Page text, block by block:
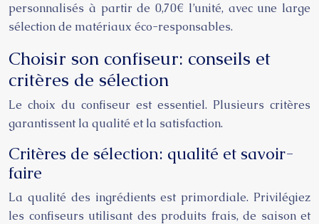
personnalisés à partir de 0,70€ l’unité, avec une large
sélection de matériaux éco-responsables.
Choisir son confiseur: conseils et
critères de sélection
Le choix du confiseur est essentiel. Plusieurs critères
garantissent la qualité et la satisfaction.
Critères de sélection: qualité et savoir-
faire
La qualité des ingrédients est primordiale. Privilégiez
les confiseurs utilisant des produits frais, de saison et